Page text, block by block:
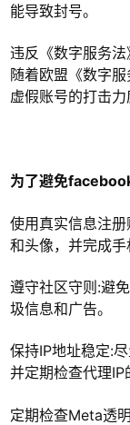
能导致封号。
违反《数字服务法
随着欧盟《数字
虚假账号的打击力
为了避免
使用真实信息注
和头像，并完成手
遵守社区守则:避
圾信息和广告。
保持IP地址稳定:
并定期检查代理IP
定期检查Meta透